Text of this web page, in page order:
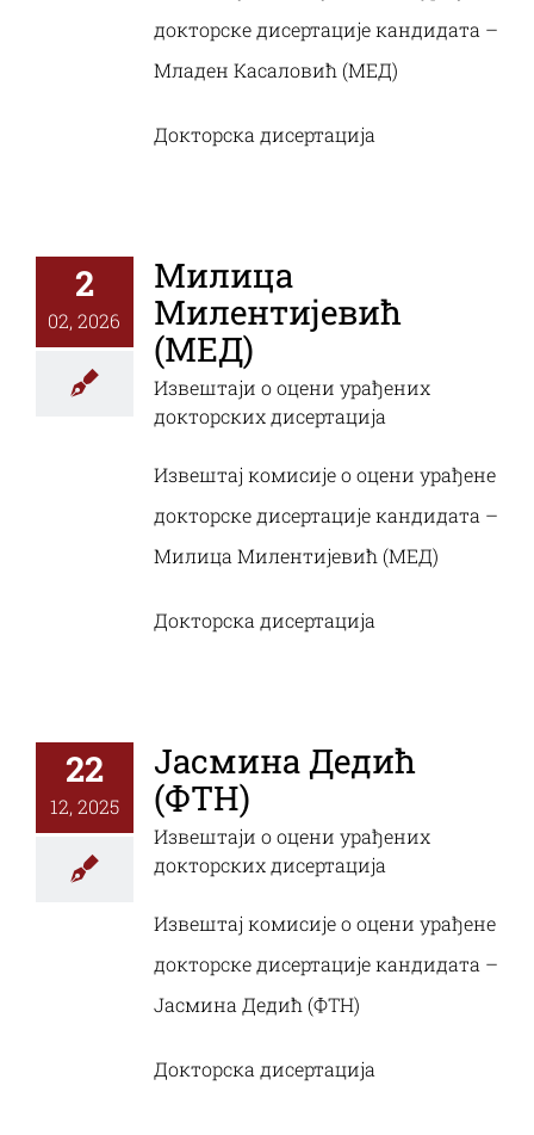
докторске дисертације кандидата –
Младен Касаловић (МЕД)
Докторска дисертација
2
02, 2026
Милица
Милентијевић
(МЕД)
Извештаји о оцени урађених
докторских дисертација
Извештај комисије о оцени урађене
докторске дисертације кандидата –
Милица Милентијевић (МЕД)
Докторска дисертација
22
12, 2025
Јасмина Дедић
(ФТН)
Извештаји о оцени урађених
докторских дисертација
Извештај комисије о оцени урађене
докторске дисертације кандидата –
Јасмина Дедић (ФТН)
Докторска дисертација